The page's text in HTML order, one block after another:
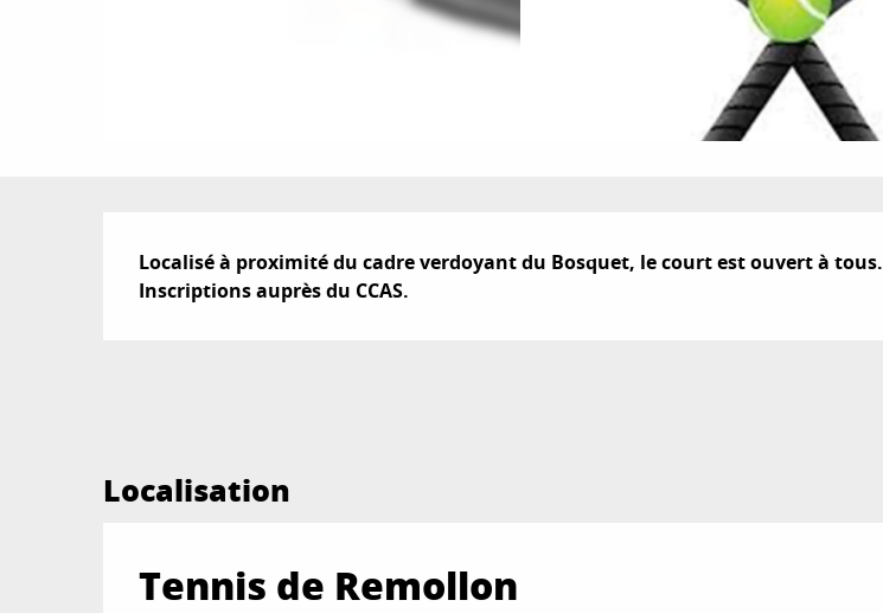
Description
Localisé à proximité du cadre verdoyant du Bosquet, le court est ouvert à tous.
Inscriptions auprès du CCAS.
Localisation
Tennis de Remollon